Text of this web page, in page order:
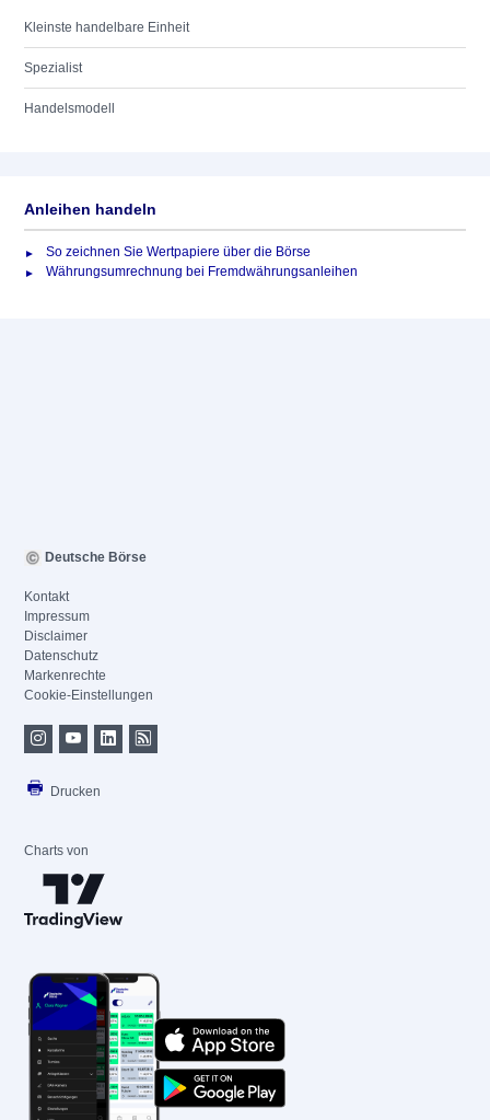
Kleinste handelbare Einheit
Spezialist
Handelsmodell
Anleihen handeln
So zeichnen Sie Wertpapiere über die Börse
Währungsumrechnung bei Fremdwährungsanleihen
Deutsche Börse
Kontakt
Impressum
Disclaimer
Datenschutz
Markenrechte
Cookie-Einstellungen
Drucken
Charts von